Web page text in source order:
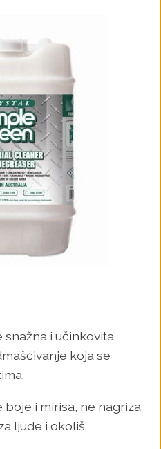
snažna i učinkovita
koja se
i mirisa, ne nagriza
ljude i okoliš.